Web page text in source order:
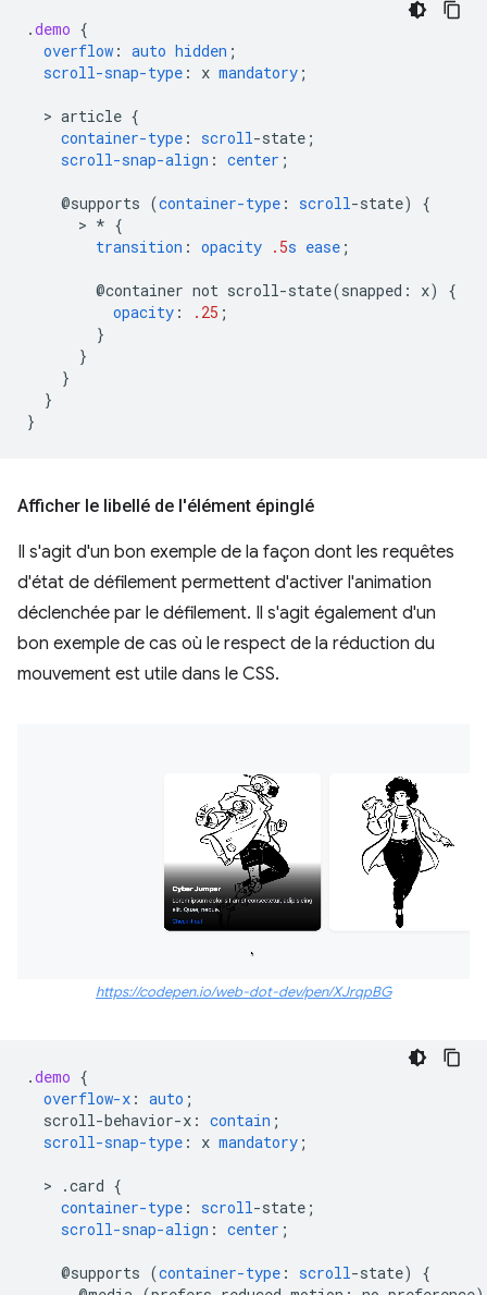
.demo {
overflow : auto hidden ;
scroll-snap-type : x mandatory ;
  >
article {
container-type : scroll-state ;
scroll-snap-align : center ;
@supports (container-type : scroll-state)
{
      >
* {
transition : opacity .5s ease ;
@container not scroll-state(snapped : x)
{
opacity : .25 ;
}
}
}
}
}
Afficher le libellé de l'élément épinglé
Il s'agit d'un bon exemple de la façon dont les requêtes
d'état de défilement permettent d'activer l'animation
déclenchée par le défilement. Il s'agit également d'un
bon exemple de cas où le respect de la réduction du
mouvement est utile dans le CSS.
https://codepen.io/web-dot-dev/pen/XJrqpBG
.demo {
overflow-x : auto ;
scroll-behavior-x : contain ;
scroll-snap-type : x mandatory ;
  >
.card {
container-type : scroll-state ;
scroll-snap-align : center ;
@supports (container-type : scroll-state)
{